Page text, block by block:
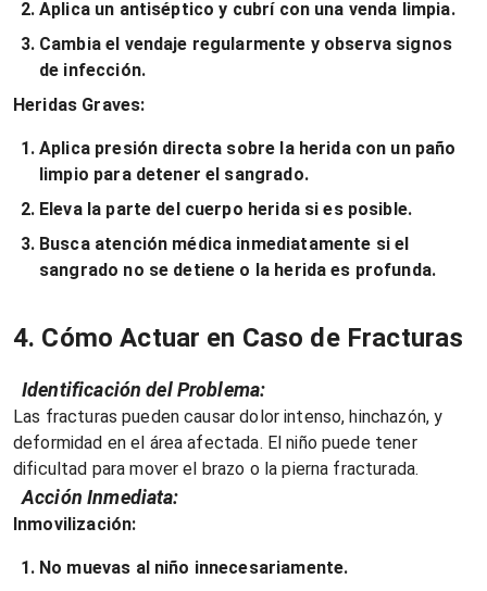
Aplica un antiséptico y cubrí con una venda limpia.
Cambia el vendaje regularmente y observa signos
de infección.
Heridas Graves:
Aplica presión directa sobre la herida con un paño
limpio para detener el sangrado.
Eleva la parte del cuerpo herida si es posible.
Busca atención médica inmediatamente si el
sangrado no se detiene o la herida es profunda.
4. Cómo Actuar en Caso de Fracturas
Identificación del Problema:
Las fracturas pueden causar dolor intenso, hinchazón, y
deformidad en el área afectada. El niño puede tener
dificultad para mover el brazo o la pierna fracturada.
Acción Inmediata:
Inmovilización:
No muevas al niño innecesariamente.